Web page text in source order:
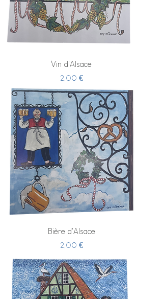
Vin d'Alsace
Prix
2,00 €
Bière d'Alsace
Prix
2,00 €